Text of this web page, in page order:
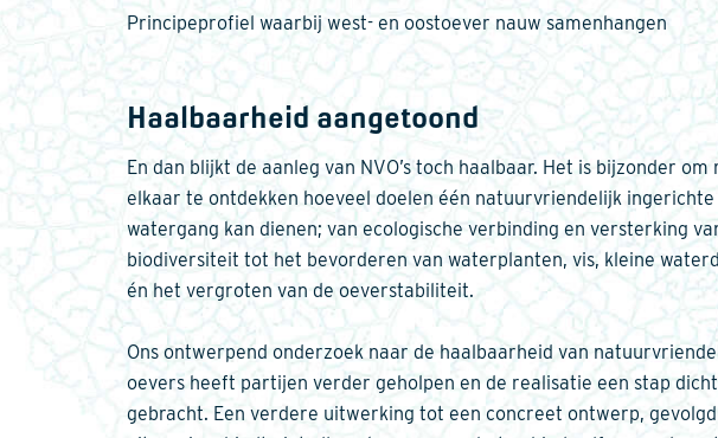
Principeprofiel waarbij west- en oostoever nauw samenhangen
Haalbaarheid aangetoond
En dan blijkt de aanleg van NVO’s toch haalbaar. Het is bijzonder om
elkaar te ontdekken hoeveel doelen één natuurvriendelijk ingerichte
watergang kan dienen; van ecologische verbinding en versterking
biodiversiteit tot het bevorderen van waterplanten, vis, kleine
én het vergroten van de oeverstabiliteit.
Ons ontwerpend onderzoek naar de haalbaarheid van
oevers heeft partijen verder geholpen en de realisatie een stap
gebracht. Een verdere uitwerking tot een concreet ontwerp,